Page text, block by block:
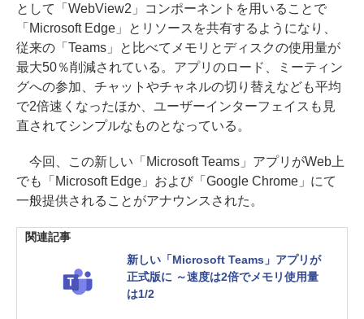
として「WebView2」コンポーネントを用いることで
「Microsoft Edge」とリソースを共有するようになり、
従来の「Teams」と比べてメモリとディスクの使用量が
最大50％削減されている。アプリのロード、ミーティン
グへの参加、チャットやチャネルの切り替えなども平均
で2倍速くなったほか、ユーザーインターフェイスも見
直されてシンプルなものとなっている。
今回、この新しい「Microsoft Teams」アプリがWeb上
でも「Microsoft Edge」および「Google Chrome」にて
一般提供されることがアナウンスされた。
関連記事
新しい「Microsoft Teams」アプリが
正式版に ～速度は2倍でメモリ使用量
は1/2